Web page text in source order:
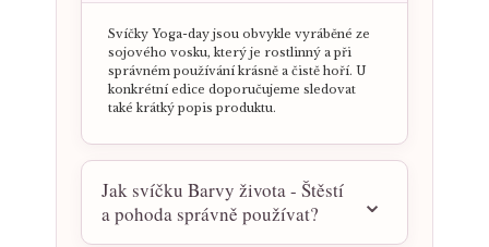
Svíčky Yoga-day jsou obvykle vyráběné ze
sojového vosku, který je rostlinný a při
správném používání krásně a čistě hoří. U
konkrétní edice doporučujeme sledovat
také krátký popis produktu.
Jak svíčku Barvy života - Štěstí
a pohoda správně používat?